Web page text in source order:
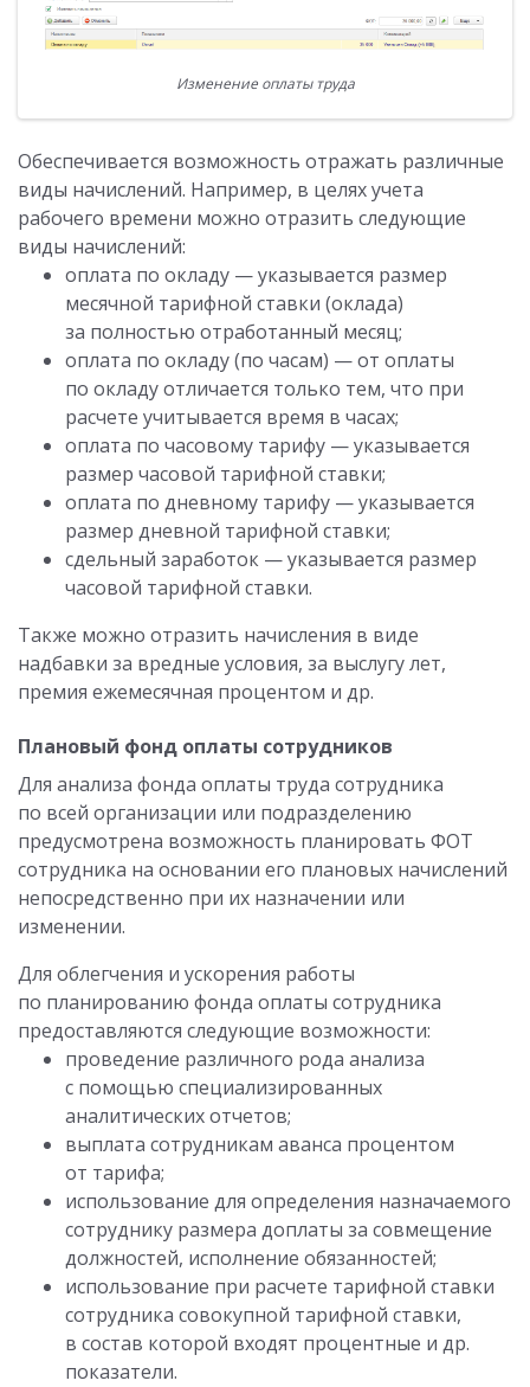
Изменение оплаты труда
Обеспечивается возможность отражать различные
виды начислений. Например, в целях учета
рабочего времени можно отразить следующие
виды начислений:
оплата по окладу — указывается размер
месячной тарифной ставки (оклада)
за полностью отработанный месяц;
оплата по окладу (по часам) — от оплаты
по окладу отличается только тем, что при
расчете учитывается время в часах;
оплата по часовому тарифу — указывается
размер часовой тарифной ставки;
оплата по дневному тарифу — указывается
размер дневной тарифной ставки;
сдельный заработок — указывается размер
часовой тарифной ставки.
Также можно отразить начисления в виде
надбавки за вредные условия, за выслугу лет,
премия ежемесячная процентом и др.
Плановый фонд оплаты сотрудников
Для анализа фонда оплаты труда сотрудника
по всей организации или подразделению
предусмотрена возможность планировать ФОТ
сотрудника на основании его плановых начислений
непосредственно при их назначении или
изменении.
Для облегчения и ускорения работы
по планированию фонда оплаты сотрудника
предоставляются следующие возможности:
проведение различного рода анализа
с помощью специализированных
аналитических отчетов;
выплата сотрудникам аванса процентом
от тарифа;
использование для определения назначаемого
сотруднику размера доплаты за совмещение
должностей, исполнение обязанностей;
использование при расчете тарифной ставки
сотрудника совокупной тарифной ставки,
в состав которой входят процентные и др.
показатели.